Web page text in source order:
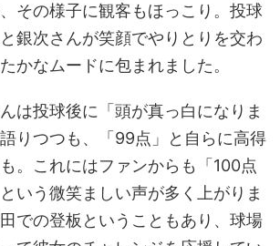
その様子に観客もほっこり。投球
銀次さんが笑顔でやりとりを交わ
かなムードに包まれました。
は投球後に「頭が真っ白になりま
りつつも、「99点」と自らに高得
。これにはファンからも「100点
いう微笑ましい声が多く上がりま
での登板ということもあり、球場